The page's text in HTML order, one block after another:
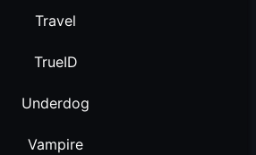
Travel
TrueID
Underdog
Vampire